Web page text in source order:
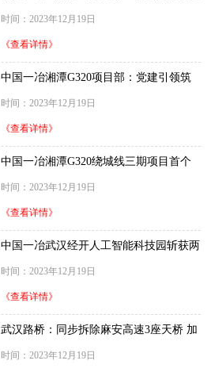
时间：2023年12月19日
《查看详情》
中国一冶湘潭G320项目部：党建引领筑
时间：2023年12月19日
《查看详情》
中国一冶湘潭G320绕城线三期项目首个
时间：2023年12月19日
《查看详情》
中国一冶武汉经开人工智能科技园斩获两
时间：2023年12月19日
《查看详情》
武汉路桥：同步拆除麻安高速3座天桥 加
时间：2023年12月19日